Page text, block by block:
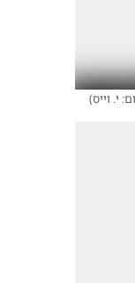
י. וייס)